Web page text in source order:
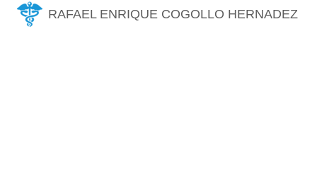
RAFAEL ENRIQUE COGOLLO HERNADEZ